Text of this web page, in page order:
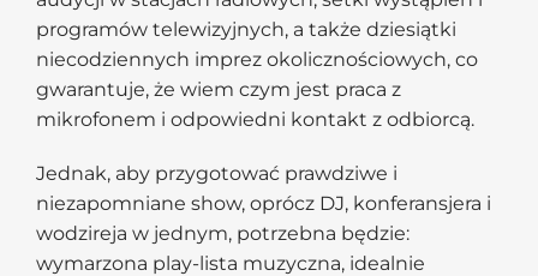
programów telewizyjnych, a także dziesiątki
niecodziennych imprez okolicznościowych, co
gwarantuje, że wiem czym jest praca z
mikrofonem i odpowiedni kontakt z odbiorcą.
Jednak, aby przygotować prawdziwe i
niezapomniane show, oprócz DJ, konferansjera i
wodzireja w jednym, potrzebna będzie:
wymarzona play-lista muzyczna, idealnie